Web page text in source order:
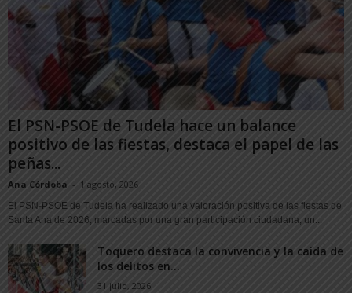
El PSN-PSOE de Tudela hace un balance
positivo de las fiestas, destaca el papel de las
peñas...
Ana Córdoba - 1 agosto, 2026
El PSN-PSOE de Tudela ha realizado una valoración positiva de las fiestas de
Santa Ana de 2026, marcadas por una gran participación ciudadana, un...
Toquero destaca la convivencia y la caída de
los delitos en...
31 julio, 2026